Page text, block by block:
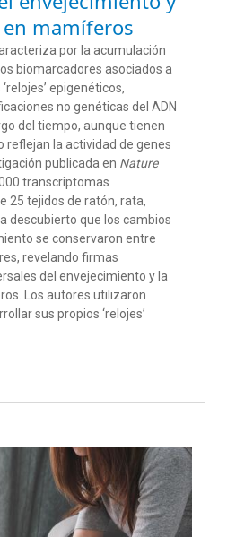
mamíferos
por la acumulación
biomarcadores asociados a
‘relojes’ epigenéticos,
no genéticas del ADN
del tiempo, aunque tienen
reflejan la actividad de genes
publicada en Nature
transcriptomas
25 tejidos de ratón, rata,
descubierto que l os cambios
se conservaron entre
revelando firmas
del envejecimiento y la
Los autores utilizaron
sus propios ‘relojes’